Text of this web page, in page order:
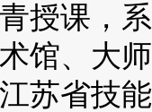
授课，
馆、大
苏省技